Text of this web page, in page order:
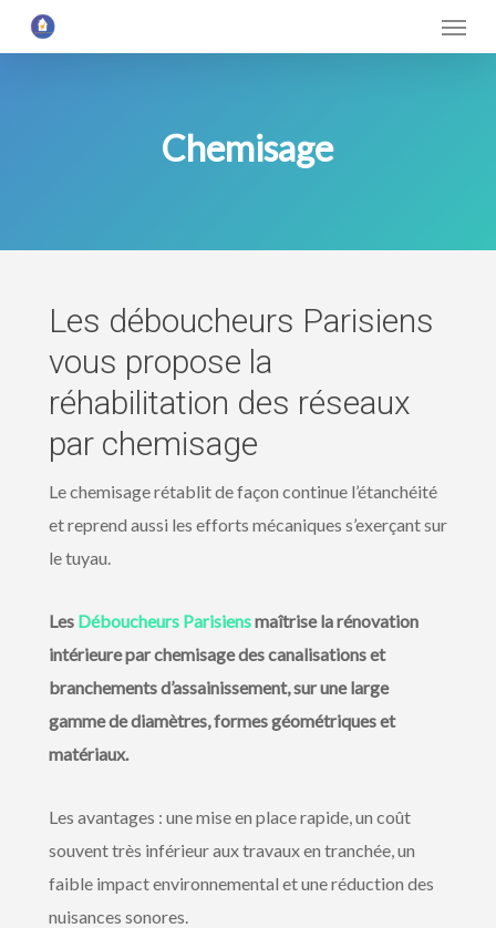
to
Menu
Chemisage
Les déboucheurs Parisiens
vous propose la
réhabilitation des réseaux
par chemisage
Le chemisage rétablit de façon continue l’étanchéité
et reprend aussi les efforts mécaniques s’exerçant sur
le tuyau.
Les Déboucheurs Parisiensmaîtrise la rénovation
intérieure par chemisage des canalisations et
branchements d’assainissement, sur une large
gamme de diamètres, formes géométriques et
matériaux.
Les avantages : une mise en place rapide, un coût
souvent très inférieur aux travaux en tranchée, un
faible impact environnemental et une réduction des
nuisances sonores.